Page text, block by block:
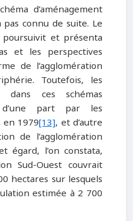
d’aménagement
pas connu de suite. Le
poursuivit et présenta
et les perspectives
de l’agglomération
Toutefois, les
dans ces schémas
part par les
1979[13], et d’autre
de l’agglomération
égard, l’on constata,
Sud-Ouest couvrait
hectares sur lesquels
estimée à 2 700